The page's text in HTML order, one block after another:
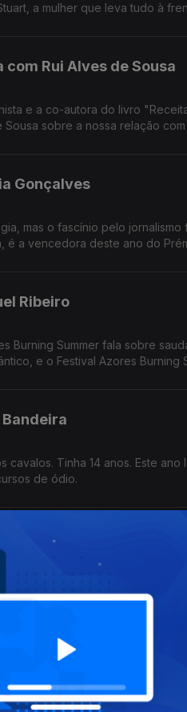
a mulher que leva tudo à
Rui Alves de Sousa
Para Famílias Felizes" (Nuvem de Ideias).
sobre a nossa relação
Gonçalves
mas o fascínio pelo jornalismo
reivindicativa, assertiva, sensível, curiosa, é
Ribeiro
Burning Summer fala sobre
e o Festival Azores Burning
cavalos. Tinha 14 anos. Este
de ódio.
com Noémia Gonçalves
numa instalação de ar
Gomes da Silva é a
José
que vive entre Nova